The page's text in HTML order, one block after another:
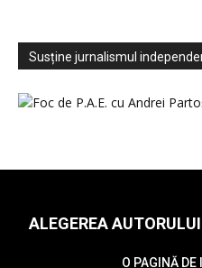
Sondaje
Video
Susține jurnalismul
ALEGEREA AUTORULUI
O PAGINĂ DE